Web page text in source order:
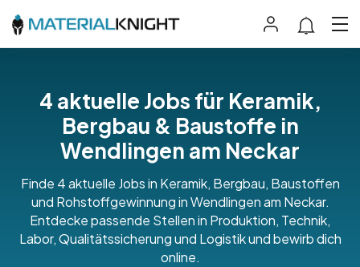
4 aktuelle Jobs für Keramik,
Bergbau & Baustoffe in
Wendlingen am Neckar
Finde 4 aktuelle Jobs in Keramik, Bergbau, Baustoffen
und Rohstoffgewinnung in Wendlingen am Neckar.
Entdecke passende Stellen in Produktion, Technik,
Labor, Qualitätssicherung und Logistik und bewirb dich
online.